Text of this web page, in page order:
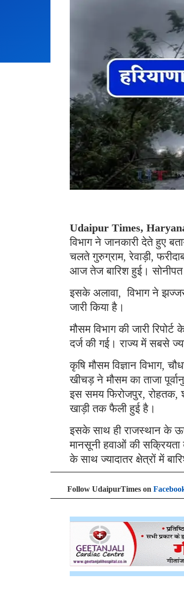
Udaipur Times,
विभाग ने जानकारी देते हुए
चलते गुरुग्राम, रेवाड़ी,
आज तेज बारिश हुई। सोनीपत
इसके अलावा, विभाग ने
जारी किया है।
मौसम विभाग की जारी
दर्ज की गई। राज्य में सबसे
कृषि मौसम विज्ञान विभाग,
खीचड़ ने मौसम का ताजा
इस समय फिरोजपुर, रोहतक,
खाड़ी तक फैली हुई है।
इसके साथ ही राजस्थान के
मानसूनी हवाओं की
के साथ ज्यादातर क्षेत्रों में
Follow UdaipurTimes on